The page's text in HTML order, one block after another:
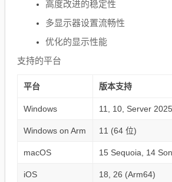
高度改进的稳定性
多显示器设置流畅性
优化的显示性能
支持的平台
平台 版本支持
Windows 11, 10, Server
Windows on Arm 11 (64 位)
macOS 15 Sequoia, 14
iOS 18, 26 (Arm64)